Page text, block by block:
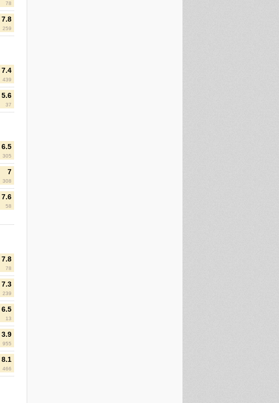
78
7.8
259
7.4
439
5.6
37
6.5
305
7
308
7.6
58
7.8
78
7.3
239
6.5
13
3.9
955
8.1
466